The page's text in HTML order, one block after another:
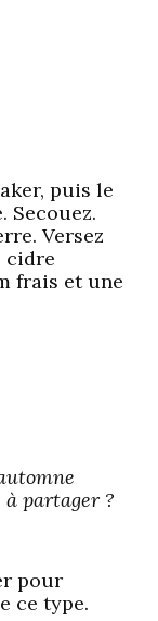
puis le
Secouez.
Versez
cidre
frais et une
à partager ?
pour
ce type.